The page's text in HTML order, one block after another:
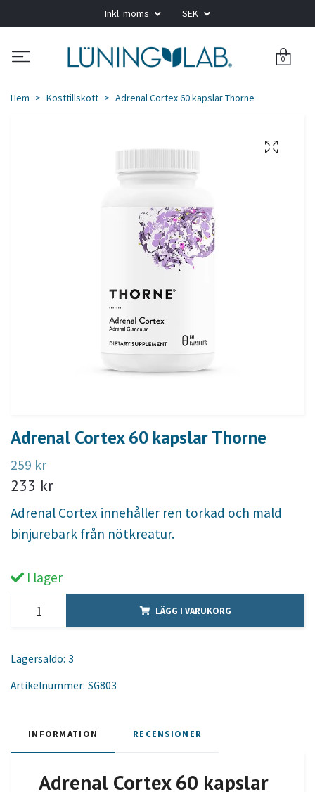
Inkl. moms SEK
0
Hem Kosttillskott Adrenal Cortex 60 kapslar Thorne
Adrenal Cortex 60 kapslar Thorne
259 kr
233 kr
Adrenal Cortex innehåller ren torkad och mald
binjurebark från nötkreatur.
I lager
LÄGG I VARUKORG
Lagersaldo: 3
Artikelnummer: SG803
INFORMATION RECENSIONER
Adrenal Cortex 60 kapslar